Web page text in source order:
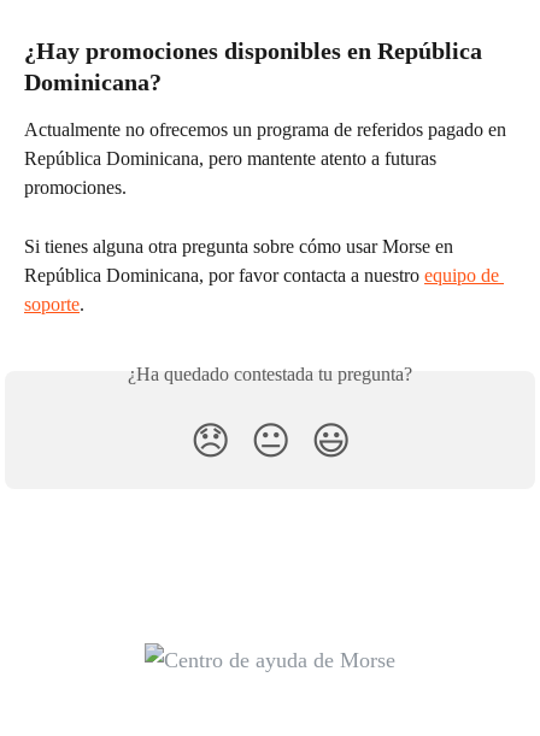
¿Hay promociones disponibles en República
Dominicana?
Actualmente no ofrecemos un programa de referidos pagado en
República Dominicana, pero mantente atento a futuras
promociones.
Si tienes alguna otra pregunta sobre cómo usar Morse en
República Dominicana, por favor contacta a nuestro equipo de
soporte.
¿Ha quedado contestada tu pregunta?
😞 😐 😃